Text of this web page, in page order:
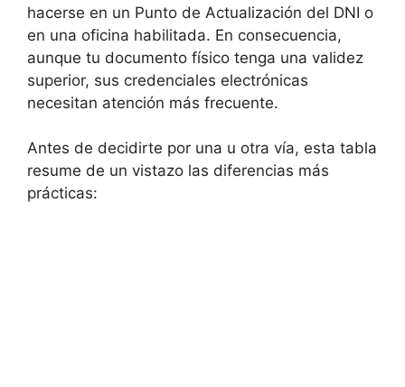
hacerse en un Punto de Actualización del DNI o
en una oficina habilitada. En consecuencia,
aunque tu documento físico tenga una validez
superior, sus credenciales electrónicas
necesitan atención más frecuente.
Antes de decidirte por una u otra vía, esta tabla
resume de un vistazo las diferencias más
prácticas: